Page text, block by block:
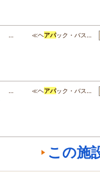
… ≪ヘアパック・バス…
… ≪ヘアパック・バス…
この施